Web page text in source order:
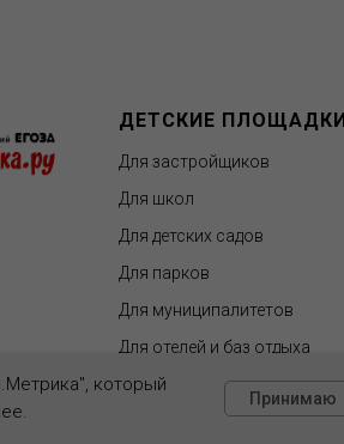
который
Принимаю
ДЕТСКИЕ ПЛОЩАДКИ
Для застройщиков
Для школ
Для детских садов
Для парков
Для муниципалитетов
Для отелей и баз отдыха